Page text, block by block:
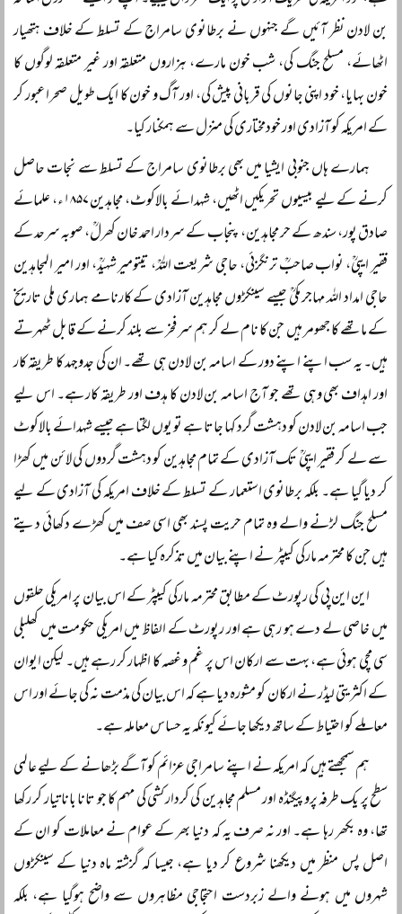
بن لادن نظر آئیں گے جنہوں نے برطانوی سامراج کے تسلط کے خلاف ہتھیار
اٹھائے، مسلح جنگ کی، شب خون مارے، ہزاروں متعلقہ اور غیر متعلقہ لوگوں کا
خون بہایا، خود اپنی جانوں کی قربانی پیش کی، اور آگ و خون کا ایک طویل صحرا عبور کر
کے امریکہ کو آزادی اور خودمختاری کی منزل سے ہمکنار کیا۔
ہمارے ہاں جنوبی ایشیا میں بھی برطانوی سامراج کے تسلط سے نجات حاصل
کرنے کے لیے بیسیوں تحریکیں اٹھیں، شہدائے بالاکوٹ، مجاہدین ۱۸۵۷ء، علمائے
صادق پور، سندھ کے حر مجاہدین، پنجاب کے سردار احمد خان کھرلؒ، صوبہ سرحد کے
فقیر ایپیؒ، نواب صاحبؒ ترنگزئی، حاجی شریعت اللہؒ، تیتومیر شہیدؒ، اور امیر المجاہدین
حاجی امداد اللہ مہاجر مکیؒ جیسے سینکڑوں مجاہدین آزادی کے کارنامے ہماری ملی تاریخ
کے ماتھے کا جھومر ہیں جن کا نام لے کر ہم سر فخر سے بلند کرنے کے قابل ٹھہرتے
ہیں۔ یہ سب اپنے اپنے دور کے اسامہ بن لادن ہی تھے۔ ان کی جدوجہد کا طریقہ کار
اور اہداف بھی وہی تھے جو آج اسامہ بن لادن کا ہدف اور طریقہ کار ہے۔ اس لیے
جب اسامہ بن لادن کو دہشت گرد کہا جاتا ہے تو یوں لگتا ہے جیسے شہدائے بالاکوٹ
سے لے کر فقیر ایپیؒ تک آزادی کے تمام مجاہدین کو دہشت گردوں کی لائن میں کھڑا
کر دیا گیا ہے۔ بلکہ برطانوی استعمار کے تسلط کے خلاف امریکہ کی آزادی کے لیے
مسلح جنگ لڑنے والے وہ تمام حریت پسند بھی اسی صف میں کھڑے دکھائی دیتے
ہیں جن کا محترمہ مارکی کیپٹر نے اپنے بیان میں تذکرہ کیا ہے۔
این این پی کی رپورٹ کے مطابق محترمہ مارکی کیپٹر کے اس بیان پر امریکی حلقوں
میں خاصی لے دے ہو رہی ہے اور رپورٹ کے الفاظ میں امریکی حکومت میں کھلبلی
سی مچی ہوئی ہے، بہت سے ارکان اس پر غم و غصہ کا اظہار کر رہے ہیں۔ لیکن ایوان
کے اکثریتی لیڈر نے ارکان کو مشورہ دیا ہے کہ اس بیان کی مذمت نہ کی جائے اور اس
معاملے کو احتیاط کے ساتھ دیکھا جائے کیونکہ یہ حساس معاملہ ہے۔
ہم سمجھتے ہیں کہ امریکہ نے اپنے سامراجی عزائم کو آگے بڑھانے کے لیے عالمی
سطح پر یک طرفہ پروپیگنڈہ اور مسلم مجاہدین کی کردار کشی کی مہم کا جو تانا بانا تیار کر رکھا
تھا، وہ بکھر رہا ہے۔ اور نہ صرف یہ کہ دنیا بھر کے عوام نے معاملات کو ان کے
اصل پس منظر میں دیکھنا شروع کر دیا ہے، جیسا کہ گزشتہ ماہ دنیا کے سینکڑوں
شہروں میں ہونے والے زبردست احتجاجی مظاہروں سے واضح ہوگیا ہے، بلکہ